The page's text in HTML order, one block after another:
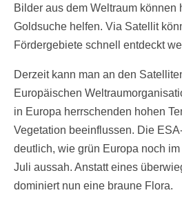
Bilder aus dem Weltraum können
Goldsuche helfen. Via Satellit
Fördergebiete schnell entdeckt
Derzeit kann man an den
Europäischen
in Europa herrschenden hohen
Vegetation beeinflussen. Die
deutlich, wie grün Europa noch
Juli aussah. Anstatt eines
dominiert nun eine braune Flora.